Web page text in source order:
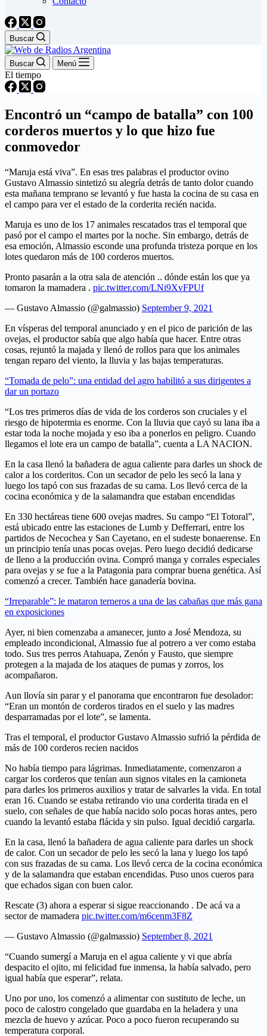
Buscar
Buscar Menú
El tiempo
Encontró un “campo de batalla” con 100
corderos muertos y lo que hizo fue
conmovedor
“Maruja está viva”. En esas tres palabras el productor ovino
Gustavo Almassio sintetizó su alegría detrás de tanto dolor cuando
esta mañana temprano se levantó y fue hasta la cocina de su casa en
el campo para ver el estado de la corderita recién nacida.
Maruja es uno de los 17 animales rescatados tras el temporal que
pasó por el campo el martes por la noche. Sin embargo, detrás de
esa emoción, Almassio esconde una profunda tristeza porque en los
lotes quedaron más de 100 corderos muertos.
Pronto pasarán a la otra sala de atención .. dónde están los que ya
tomaron la mamadera . pic.twitter.com/LNi9XvFPUf
— Gustavo Almassio (@galmassio) September 9, 2021
En vísperas del temporal anunciado y en el pico de parición de las
ovejas, el productor sabía que algo había que hacer. Entre otras
cosas, rejuntó la majada y llenó de rollos para que los animales
tengan reparo del viento, la lluvia y las bajas temperaturas.
“Tomada de pelo”: una entidad del agro habilitó a sus dirigentes a
dar un portazo
“Los tres primeros días de vida de los corderos son cruciales y el
riesgo de hipotermia es enorme. Con la lluvia que cayó su lana iba a
estar toda la noche mojada y eso iba a ponerlos en peligro. Cuando
llegamos el lote era un campo de batalla”, cuenta a LA NACION.
En la casa llenó la bañadera de agua caliente para darles un shock de
calor a los corderitos. Con un secador de pelo les secó la lana y
luego los tapó con sus frazadas de su cama. Los llevó cerca de la
cocina económica y de la salamandra que estaban encendidas
En 330 hectáreas tiene 600 ovejas madres. Su campo “El Totoral”,
está ubicado entre las estaciones de Lumb y Defferrari, entre los
partidos de Necochea y San Cayetano, en el sudeste bonaerense. En
un principio tenía unas pocas ovejas. Pero luego decidió dedicarse
de lleno a la producción ovina. Compró manga y corrales especiales
para ovejas y se fue a la Patagonia para comprar buena genética. Así
comenzó a crecer. También hace ganadería bovina.
“Irreparable”: le mataron terneros a una de las cabañas que más gana
en exposiciones
Ayer, ni bien comenzaba a amanecer, junto a José Mendoza, su
empleado incondicional, Almassio fue al potrero a ver como estaba
todo. Sus tres perros Atahuapa, Zenón y Fausto, que siempre
protegen a la majada de los ataques de pumas y zorros, los
acompañaron.
Aun llovía sin parar y el panorama que encontraron fue desolador:
“Eran un montón de corderos tirados en el suelo y las madres
desparramadas por el lote”, se lamenta.
Tras el temporal, el productor Gustavo Almassio sufrió la pérdida de
más de 100 corderos recien nacidos
No había tiempo para lágrimas. Inmediatamente, comenzaron a
cargar los corderos que tenían aun signos vitales en la camioneta
para darles los primeros auxilios y tratar de salvarles la vida. En total
eran 16. Cuando se estaba retirando vio una corderita tirada en el
suelo, con señales de que había nacido solo pocas horas antes, pero
cuando la levantó estaba flácida y sin pulso. Igual decidió cargarla.
En la casa, llenó la bañadera de agua caliente para darles un shock
de calor. Con un secador de pelo les secó la lana y luego los tapó
con sus frazadas de su cama. Los llevó cerca de la cocina económica
y de la salamandra que estaban encendidas. Puso unos cueros para
que echados sigan con buen calor.
Rescate (3) ahora a esperar si sigue reaccionando . De acá va a
sector de mamadera pic.twitter.com/m6cenm3F8Z
— Gustavo Almassio (@galmassio) September 8, 2021
“Cuando sumergí a Maruja en el agua caliente y vi que abría
despacito el ojito, mi felicidad fue inmensa, la había salvado, pero
igual había que esperar”, relata.
Uno por uno, los comenzó a alimentar con sustituto de leche, un
poco de calostro congelado que guardaba en la heladera y una
mezcla de huevo y azúcar. Poco a poco fueron recuperando su
temperatura corporal.